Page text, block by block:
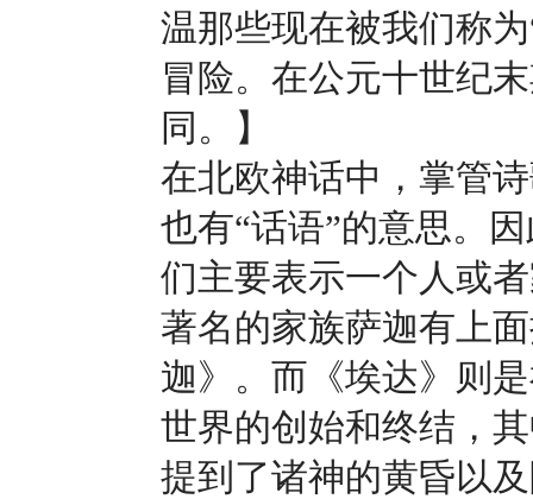
温那些现在被我们称
冒险。在公元十世纪
同。】
在北欧神话中，掌管
也有“话语”的意思。
们主要表示一个人或
著名的家族萨迦有上
迦》。而《埃达》则
世界的创始和终结，
提到了诸神的黄昏以